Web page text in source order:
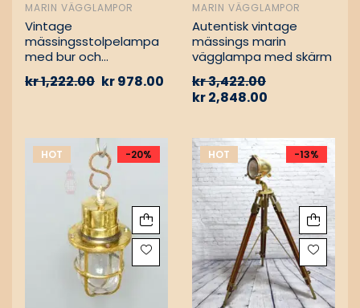
MARIN VÄGGLAMPOR
Vintage
mässingsstolpelampa
med bur och
Nautisk
kr1,222.00 kr978.00
MARIN VÄGGLAMPOR
Autentisk vintage
mässings marin
vägglampa med skärm
kr3,422.00
kr2,848.00
HOT -20% HOT -13%